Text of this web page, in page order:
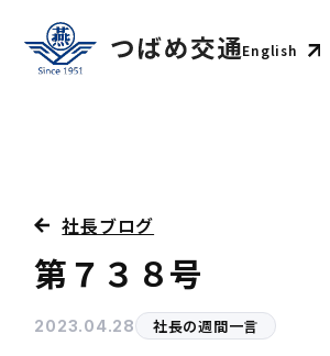
English
社長ブログ
第７３８号
2023.04.28 社長の週間一言